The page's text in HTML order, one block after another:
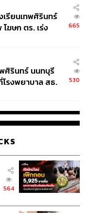
เรียนเทพศิรินทร์
ฆษก ตร. เร่ง
665
ศิรินทร์ นนทบุรี
โรงพยาบาล สธ.
530
564